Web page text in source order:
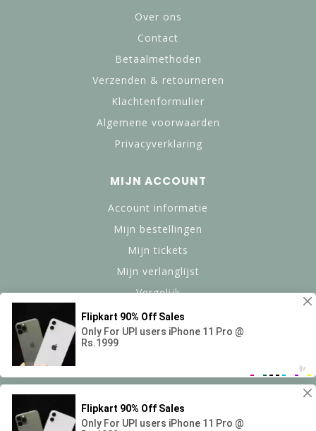
Over ons
Contact
Betaalmethoden
Verzenden & retourneren
Klachtenformulier
Algemene voorwaarden
Privacyverklaring
MIJN ACCOUNT
Account informatie
Mijn bestellingen
Mijn tickets
Mijn verlanglijst
Vergelijk
Alle producten
Theme by Dyvelopment